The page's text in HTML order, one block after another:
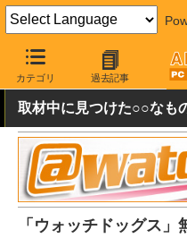
カテゴリ 過去記事
AKIBA PC Hotline! 秋葉原情報
取材中に見つけた○○なも
「ウォッチドッグス